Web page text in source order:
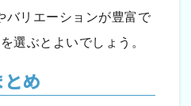
バリエーションが豊富で
選ぶとよいでしょう。
とめ